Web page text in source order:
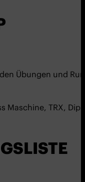
Übungen und
Maschine, TRX,